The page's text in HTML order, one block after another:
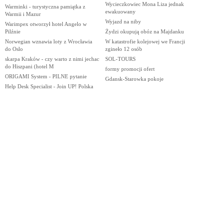
Warminki - turystyczna pamiątka z
Warmii i Mazur
Warimpex otworzył hotel Angelo w
Pilźnie
Norwegian wznawia loty z Wrocławia
do Oslo
skarpa Kraków - czy warto z nimi jechac
do Hiszpani (hotel M
ORIGAMI System - PILNE pytanie
Help Desk Specialist - Join UP! Polska
Wycieczkowiec Mona Liza jednak
ewakuowany
Wyjazd na niby
Żydzi okupują obóz na Majdanku
W katastrofie kolejowej we Francji
zgineło 12 osób
SOL-TOURS
formy promocji ofert
Gdansk-Starowka pokoje